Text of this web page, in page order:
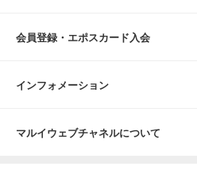
会員登録・エポスカード入会
インフォメーション
マルイウェブチャネルについて